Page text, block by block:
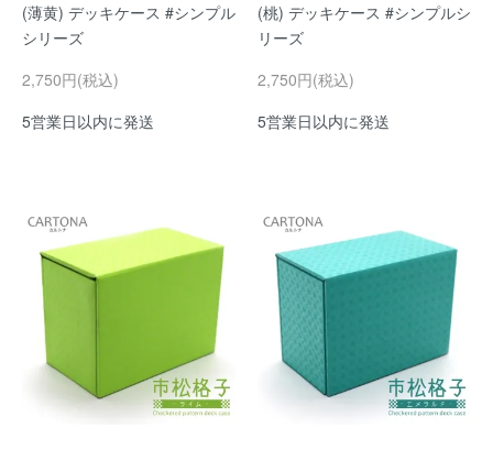
(薄黄) デッキケース #シンプル
シリーズ
2,750円(税込)
5営業日以内に発送
(桃) デッキケース #シンプルシ
リーズ
2,750円(税込)
5営業日以内に発送